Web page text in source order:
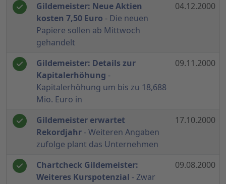
Gildemeister: Neue Aktien
kosten 7,50 Euro - Die neuen
Papiere sollen ab Mittwoch
gehandelt
04.12.2000
Gildemeister: Details zur
Kapitalerhöhung -
Kapitalerhöhung um bis zu 18,688
Mio. Euro in
09.11.2000
Gildemeister erwartet
Rekordjahr - Weiteren Angaben
zufolge plant das Unternehmen
17.10.2000
Chartcheck Gildemeister:
Weiteres Kurspotenzial - Zwar
09.08.2000